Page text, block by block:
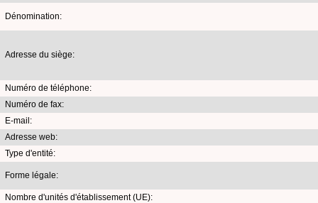
Dénomination:
Adresse du siège:
Numéro de téléphone:
Numéro de fax:
E-mail:
Adresse web:
Type d'entité:
Forme légale:
Nombre d'unités d'établissement (UE):